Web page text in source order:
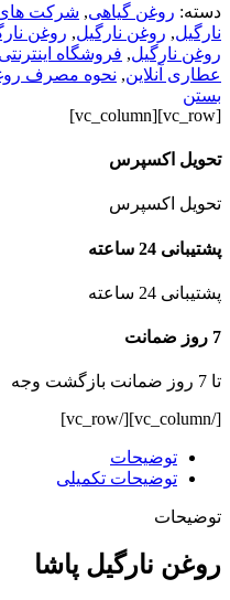
دسته: روغن گیاهی, شرکت های
نارگیل, روغن نارگیل, روغن
روغن نارگیل, فروشگاه
عطاری آنلاین, نحوه مصرف
بستن
[vc_row][vc_column]
تحویل اکسپرس
تحویل اکسپرس
پشتیبانی 24 ساعته
پشتیبانی 24 ساعته
7 روز ضمانت
تا 7 روز ضمانت بازگشت وجه
[/vc_column][/vc_row]
توضیحات
توضیحات تکمیلی
توضیحات
روغن نارگیل پاشا